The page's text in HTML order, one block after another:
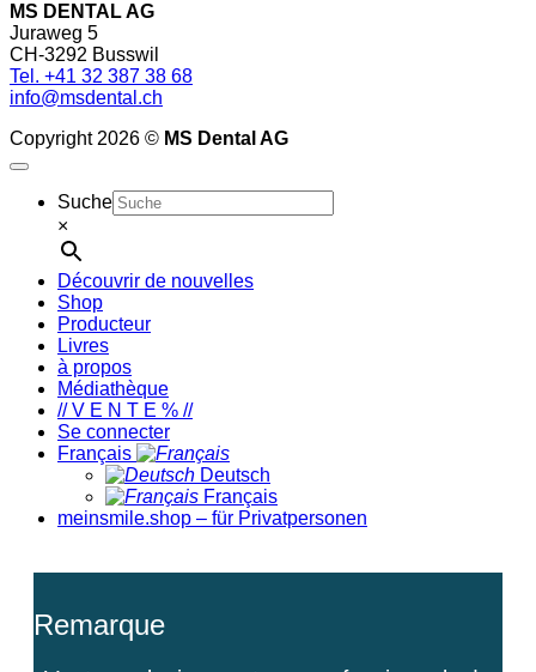
MS DENTAL AG
Juraweg 5
CH-3292 Busswil
Tel. +41 32 387 38 68
info@msdental.ch
Copyright 2026 © MS Dental AG
Suche
×
Découvrir de nouvelles
Shop
Producteur
Livres
à propos
Médiathèque
// V E N T E % //
Se connecter
Français
Deutsch
Français
meinsmile.shop – für Privatpersonen
Remarque